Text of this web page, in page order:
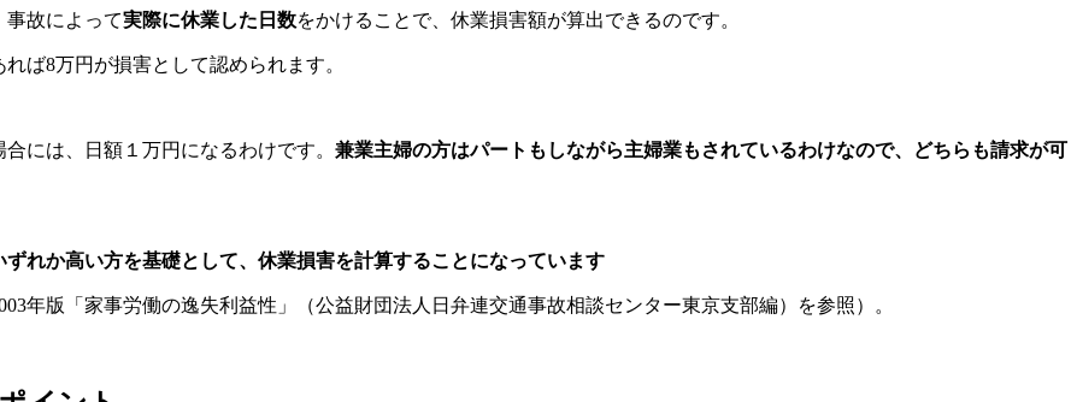
事故によって実際に休業した日数をかけることで、休業損害額が算出できるのです。
ば8万円が損害として認められます。
には、日額１万円になるわけです。 兼業主婦の方はパートもしながら主婦業もされているわけなので、どちらも請求が可
れか高い方を基礎として、休業損害を計算することになっています
年版「家事労働の逸失利益性」（公益財団法人日弁連交通事故相談センター東京支部編）を参照）。